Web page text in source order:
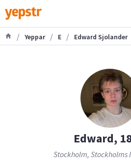
/ Yeppar / E / Edward Sjolander
Edward,
Stockholm, Stockholms